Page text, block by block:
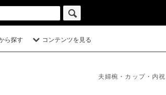
ら探す コンテンツを見る
夫婦椀・カップ・内